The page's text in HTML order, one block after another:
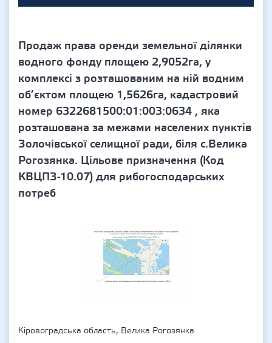
Продаж права оренди земельної ділянки
водного фонду площею 2,9052га, у
комплексі з розташованим на ній водним
об’єктом площею 1,5626га, кадастровий
номер 6322681500:01:003:0634 , яка
розташована за межами населених пунктів
Золочівської селищної ради, біля с.Велика
Рогозянка. Цільове призначення (Код
КВЦПЗ-10.07) для рибогосподарських
потреб
Кіровоградська область, Велика Рогозянка